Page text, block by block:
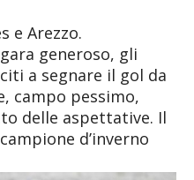
e Arezzo.
generoso, gli
a segnare il gol da
campo pessimo,
delle aspettative. Il
d’inverno